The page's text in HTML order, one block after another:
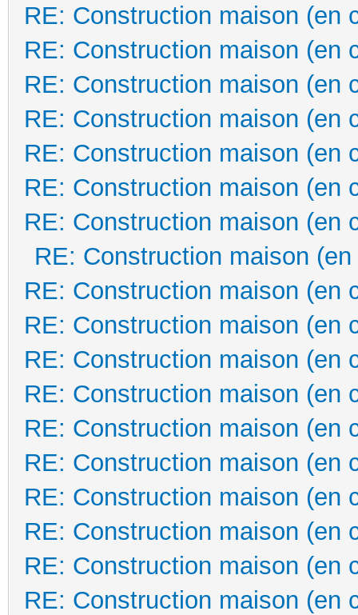
RE: Construction maison (en
RE: Construction maison (en
RE: Construction maison (en
RE: Construction maison (en
RE: Construction maison (en
RE: Construction maison (en
RE: Construction maison (en
RE: Construction maison
RE: Construction maison (en
RE: Construction maison (en
RE: Construction maison (en
RE: Construction maison (en
RE: Construction maison (en
RE: Construction maison (en
RE: Construction maison (en
RE: Construction maison (en
RE: Construction maison (en
RE: Construction maison (en